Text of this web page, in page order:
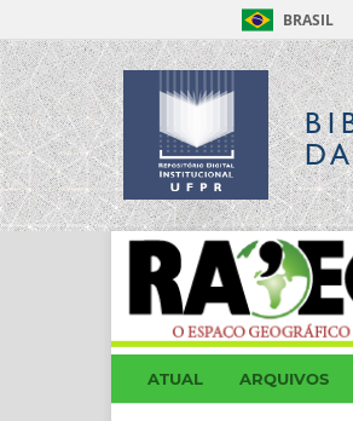
BRASIL
ATUAL ARQUIVOS